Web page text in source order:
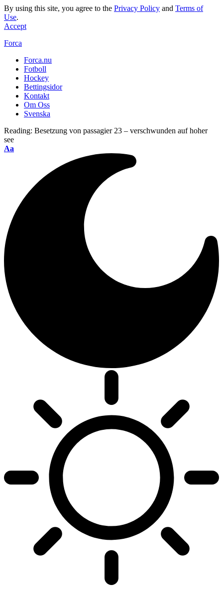
By using this site, you agree to the Privacy Policy and Terms of
Use.
Accept
Forca
Forca.nu
Fotboll
Hockey
Bettingsidor
Kontakt
Om Oss
Svenska
Reading: Besetzung von passagier 23 – verschwunden auf hoher
see
Aa